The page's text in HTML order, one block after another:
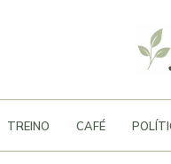
TREINO CAFÉ